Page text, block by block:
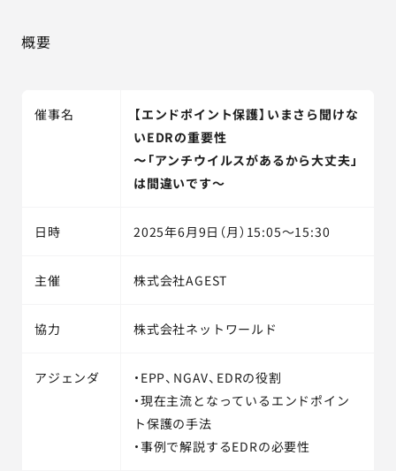
概要
催事名
【エンドポイント保護】いまさら聞けな
いEDRの重要性
〜「アンチウイルスがあるから大丈夫」
は間違いです～
日時 2025年6月9日（月）15:05～15:30
主催 株式会社AGEST
協力 株式会社ネットワールド
アジェンダ
・EPP、NGAV、EDRの役割
・現在主流となっているエンドポイン
ト保護の手法
・事例で解説するEDRの必要性